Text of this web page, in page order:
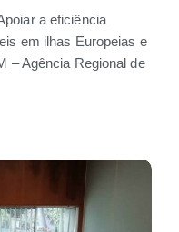
a eficiência
em ilhas Europeias e
– Agência Regional de